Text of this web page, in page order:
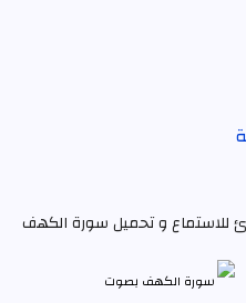
للاستماع و تحميل سورة الكهف